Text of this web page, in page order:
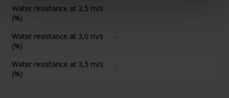
Water resistance at 2,5 m/s
(%)
-
Water resistance at 3,0 m/s
(%)
-
Water resistance at 3,5 m/s
(%)
-